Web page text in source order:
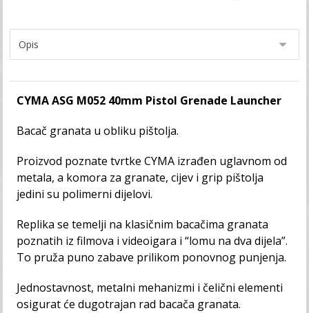
CYMA ASG M052 40mm Pistol Grenade Launcher
Bacač granata u obliku pištolja.
Proizvod poznate tvrtke CYMA izrađen uglavnom od
metala, a komora za granate, cijev i grip pištolja
jedini su polimerni dijelovi.
Replika se temelji na klasičnim bacačima granata
poznatih iz filmova i videoigara i “lomu na dva dijela”.
To pruža puno zabave prilikom ponovnog punjenja.
Jednostavnost, metalni mehanizmi i čelični elementi
osigurat će dugotrajan rad bacača granata.